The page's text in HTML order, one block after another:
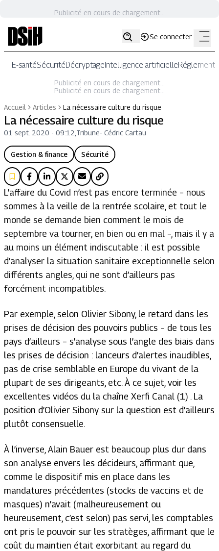
Publicité en cours de chargement...
Se connecter
E-santéSécuritéDécryptageIntelligence artificielle
Publicité en cours de chargement...
Publicité en cours de chargement...
Accueil
Articles La nécessaire culture du risque
La nécessaire culture du risque
01 sept. 2020 - 09:12 Tribune- Cédric Cartau
Gestion & finance Sécurité
L’affaire du Covid n’est pas encore terminée – nous
sommes à la veille de la rentrée scolaire, et tout le
monde se demande bien comment le mois de
septembre va tourner, en bien ou en mal –, mais il y a
au moins un élément indiscutable : il est possible
d’analyser la situation sanitaire exceptionnelle selon
différents angles, qui ne sont d’ailleurs pas
forcément incompatibles.
Par exemple, selon Olivier Sibony, le retard dans les
prises de décision des pouvoirs publics – de tous les
pays d’ailleurs – s’analyse sous l’angle des biais dans
les prises de décision : lanceurs d’alertes inaudibles,
pas de crise semblable en Europe du vivant de la
plupart de ses dirigeants, etc. À ce sujet, voir les
excellentes vidéos du la chaîne Xerfi Canal (1) . La
position d’Olivier Sibony sur la question est d’ailleurs
plutôt consensuelle.
À l’inverse, Alain Bauer est beaucoup plus dur dans
son analyse envers les décideurs, affirmant que,
comme le dispositif mis en place dans les
mandatures précédentes (stocks de vaccins et de
masques) n’avait (malheureusement ou
heureusement, c’est selon) pas servi, les comptables
ont pris le pouvoir sur les stratèges, affirmant que le
coût du maintien était exorbitant au regard du